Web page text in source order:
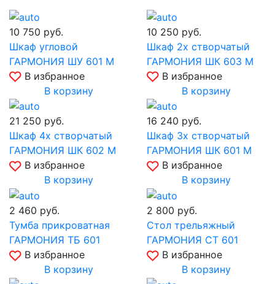
10 750 руб.
Шкаф угловой
ГАРМОНИЯ ШУ 601 М
В избранное
В корзину
10 250 руб.
Шкаф 2х створчатый
ГАРМОНИЯ ШК 603 М
В избранное
В корзину
21 250 руб.
Шкаф 4х створчатый
ГАРМОНИЯ ШК 602 М
В избранное
В корзину
16 240 руб.
Шкаф 3х створчатый
ГАРМОНИЯ ШК 601 М
В избранное
В корзину
2 460 руб.
Тумба прикроватная
ГАРМОНИЯ ТБ 601
В избранное
В корзину
2 800 руб.
Стол трельяжный
ГАРМОНИЯ СТ 601
В избранное
В корзину